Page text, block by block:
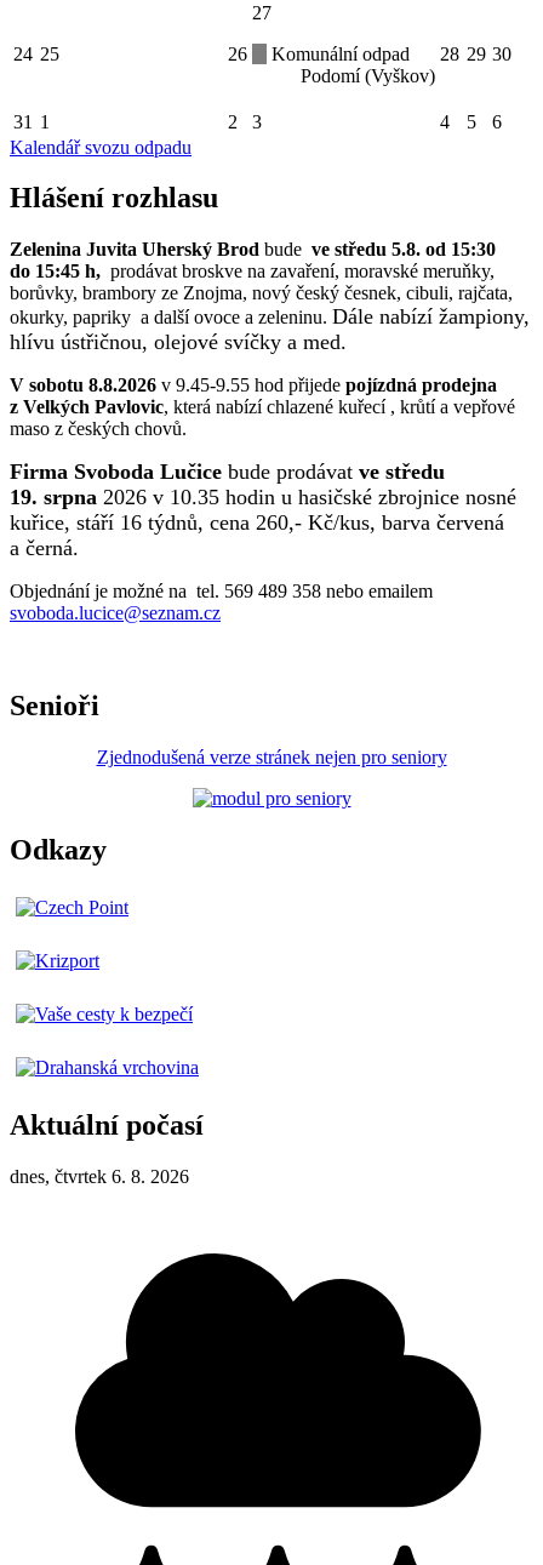
24 25 26
27
Komunální odpad
Podomí (Vyškov)
28 29 30
31 1 2 3 4 5
6
Kalendář svozu odpadu
Hlášení rozhlasu
Zelenina Juvita Uherský Brod bude ve středu 5.8. od 15:30
do 15:45 h, prodávat broskve na zavaření, moravské meruňky,
borůvky, brambory ze Znojma, nový český česnek, cibuli, rajčata,
okurky, papriky a další ovoce a zeleninu. Dále nabízí žampiony,
hlívu ústřičnou, olejové svíčky a med.
V sobotu 8.8.2026 v 9.45-9.55 hod přijede pojízdná prodejna
z Velkých Pavlovic, která nabízí chlazené kuřecí , krůtí a vepřové
maso z českých chovů.
Firma Svoboda Lučice bude prodávat ve středu
19. srpna 2026 v 10.35 hodin u hasičské zbrojnice nosné
kuřice, stáří 16 týdnů, cena 260,- Kč/kus, barva červená
a černá.
Objednání je možné na tel. 569 489 358 nebo emailem
svoboda.lucice@seznam.cz
Senioři
Zjednodušená verze stránek nejen pro seniory
Odkazy
Aktuální počasí
dnes, čtvrtek 6. 8. 2026